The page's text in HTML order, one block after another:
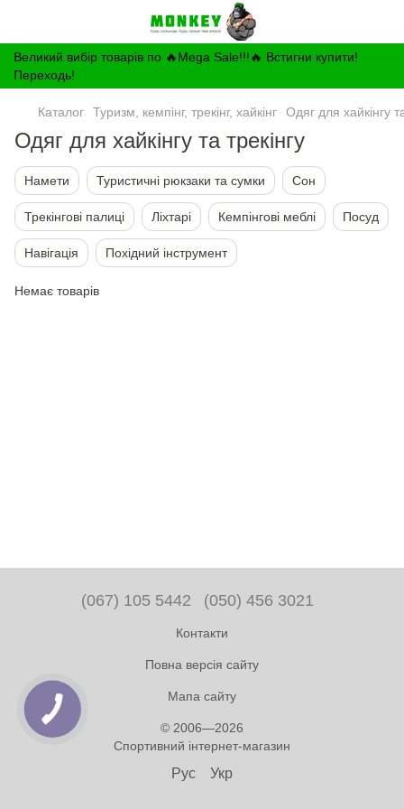
Великий вибір товарів по 🔥Mega Sale!!!🔥 Встигни купити!
Переходь!
Каталог Туризм, кемпінг, трекінг, хайкінг Одяг для хайкінгу
Одяг для хайкінгу та трекінгу
Намети Туристичні рюкзаки та сумки Сон
Трекінгові палиці Ліхтарі Кемпінгові меблі Посуд
Навігація Похідний інструмент
Немає товарів
(067) 105 5442 (050) 456 3021
Контакти
Повна версія сайту
Мапа сайту
© 2006—2026
Спортивний інтернет-магазин
Рус Укр